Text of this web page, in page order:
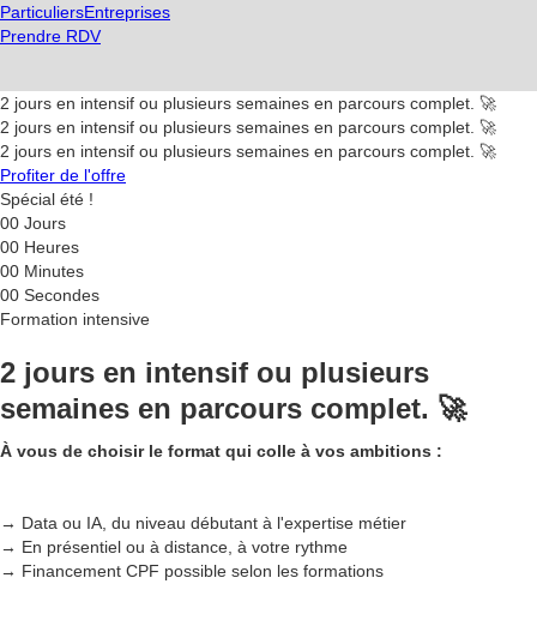
ParticuliersEntreprises
Prendre RDV
2 jours en intensif ou plusieurs semaines en parcours complet. 🚀
2 jours en intensif ou plusieurs semaines en parcours complet. 🚀
2 jours en intensif ou plusieurs semaines en parcours complet. 🚀
Profiter de l'offre
Spécial été !
00 Jours
00 Heures
00 Minutes
00 Secondes
Formation intensive
2 jours en intensif ou plusieurs
semaines en parcours complet. 🚀
À vous de choisir le format qui colle à vos ambitions :
→ Data ou IA, du niveau débutant à l'expertise métier
→ En présentiel ou à distance, à votre rythme
→ Financement CPF possible selon les formations